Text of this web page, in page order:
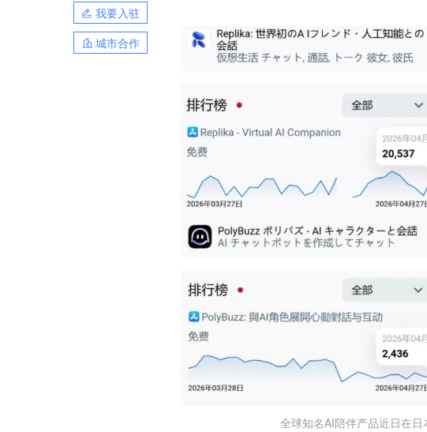
我要入驻
城市合作
全球知名AI陪伴产品近日在